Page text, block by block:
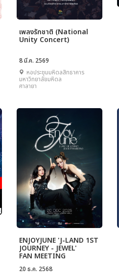
เพลงรักชาติ (National
Unity Concert)
8 มี.ค. 2569
หอประชุมมหิดลสิทธาคาร
มหาวิทยาลัยมหิดล
ศาลายา
ENJOYJUNE 'J-LAND 1ST
JOURNEY - JEWEL'
FAN MEETING
20 ธ.ค. 2568